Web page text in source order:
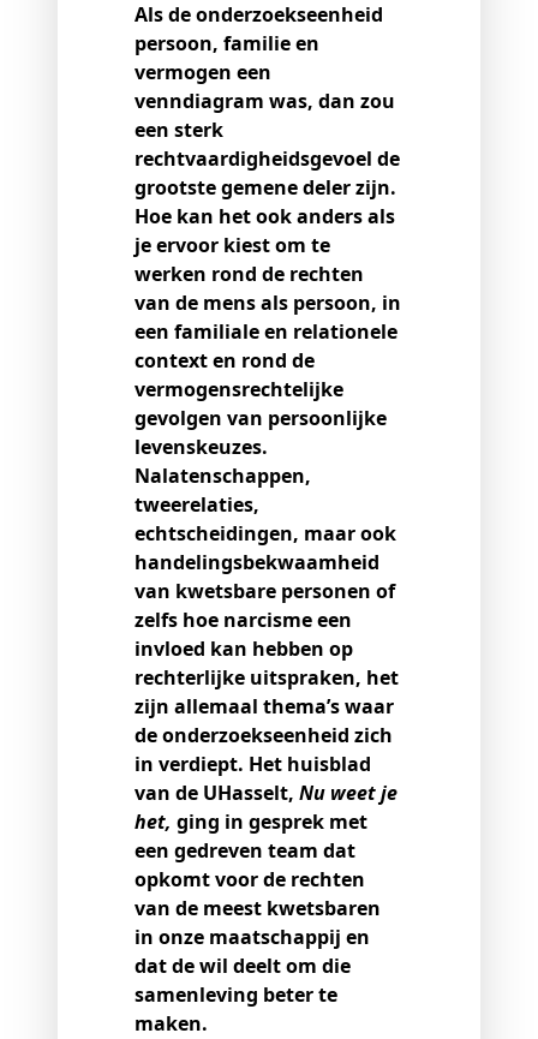
Als de onderzoekseenheid
persoon, familie en
vermogen een
venndiagram was, dan zou
een sterk
rechtvaardigheidsgevoel de
grootste gemene deler zijn.
Hoe kan het ook anders als
je ervoor kiest om te
werken rond de rechten
van de mens als persoon, in
een familiale en relationele
context en rond de
vermogensrechtelijke
gevolgen van persoonlijke
levenskeuzes.
Nalatenschappen,
tweerelaties,
echtscheidingen, maar ook
handelingsbekwaamheid
van kwetsbare personen of
zelfs hoe narcisme een
invloed kan hebben op
rechterlijke uitspraken, het
zijn allemaal thema’s waar
de onderzoekseenheid zich
in verdiept. Het huisblad
van de UHasselt, Nu weet je
het, ging in gesprek met
een gedreven team dat
opkomt voor de rechten
van de meest kwetsbaren
in onze maatschappij en
dat de wil deelt om die
samenleving beter te
maken.